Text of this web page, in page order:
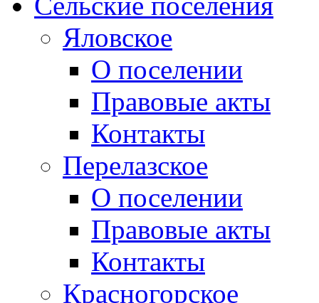
Яловское
О поселении
Правовые акты
Контакты
Перелазское
О поселении
Правовые акты
Контакты
Красногорское